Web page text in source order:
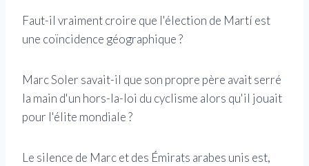
Faut-il vraiment croire que l'élection de Martí est
une coïncidence géographique ?
Marc Soler savait-il que son propre père avait serré
la main d'un hors-la-loi du cyclisme alors qu'il jouait
pour l'élite mondiale ?
Le silence de Marc et des Émirats arabes unis est,